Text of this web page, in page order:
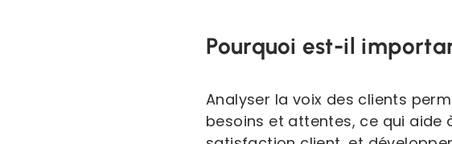
Pourquoi est-il
Analyser la voix des clients
besoins et attentes, ce qui aide